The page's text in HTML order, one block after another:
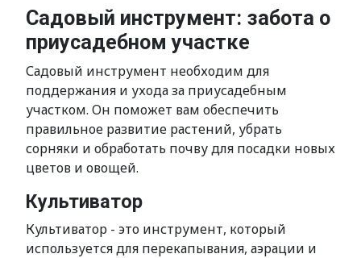
Садовый инструмент: забота о
приусадебном участке
Садовый инструмент необходим для
поддержания и ухода за приусадебным
участком. Он поможет вам обеспечить
правильное развитие растений, убрать
сорняки и обработать почву для посадки новых
цветов и овощей.
Культиватор
Культиватор - это инструмент, который
используется для перекапывания, аэрации и